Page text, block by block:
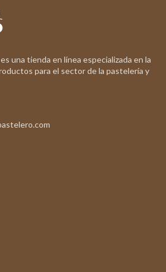
una tienda en línea especializada en la
para el sector de la pastelería y